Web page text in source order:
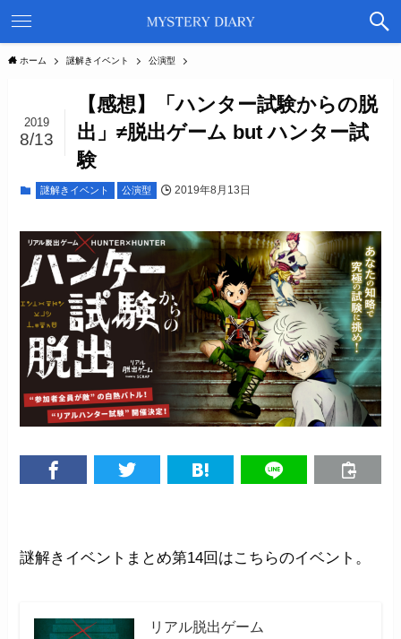
ホーム 謎解きイベント 公演型
【感想】「ハンター試験からの脱
出」≠脱出ゲーム but ハンター試
験
2019
8/13
謎解きイベント 公演型 2019年8月13日
謎解きイベントまとめ第14回はこちらのイベント。
リアル脱出ゲーム